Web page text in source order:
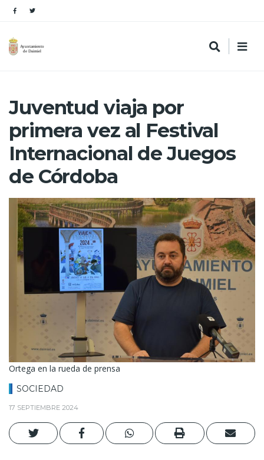
Juventud viaja por
primera vez al Festival
Internacional de Juegos
de Córdoba
Ortega en la rueda de prensa
SOCIEDAD
17 SEPTIEMBRE 2024